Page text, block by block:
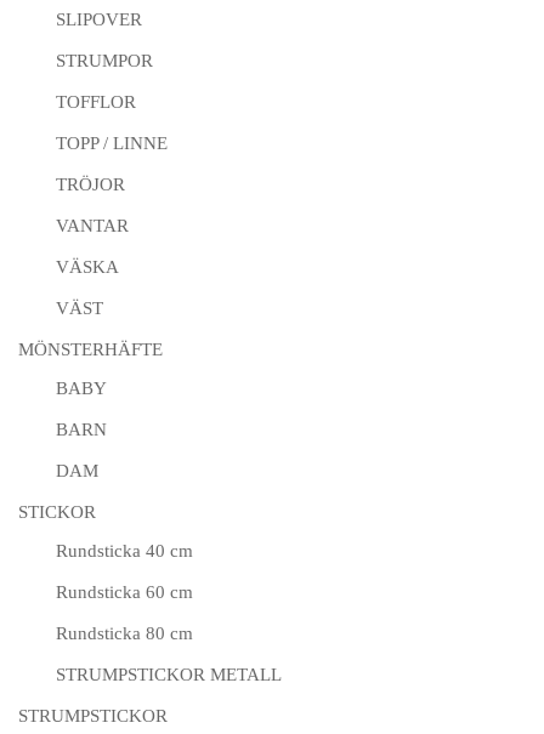
SLIPOVER
STRUMPOR
TOFFLOR
TOPP / LINNE
TRÖJOR
VANTAR
VÄSKA
VÄST
MÖNSTERHÄFTE
BABY
BARN
DAM
STICKOR
Rundsticka 40 cm
Rundsticka 60 cm
Rundsticka 80 cm
STRUMPSTICKOR METALL
STRUMPSTICKOR